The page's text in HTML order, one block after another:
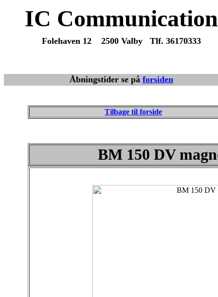
IC Communication
Folehaven 12 2500 Valby Tlf. 36170333
Åbningstider se på forsiden
Tilbage til forside
BM 150 DV